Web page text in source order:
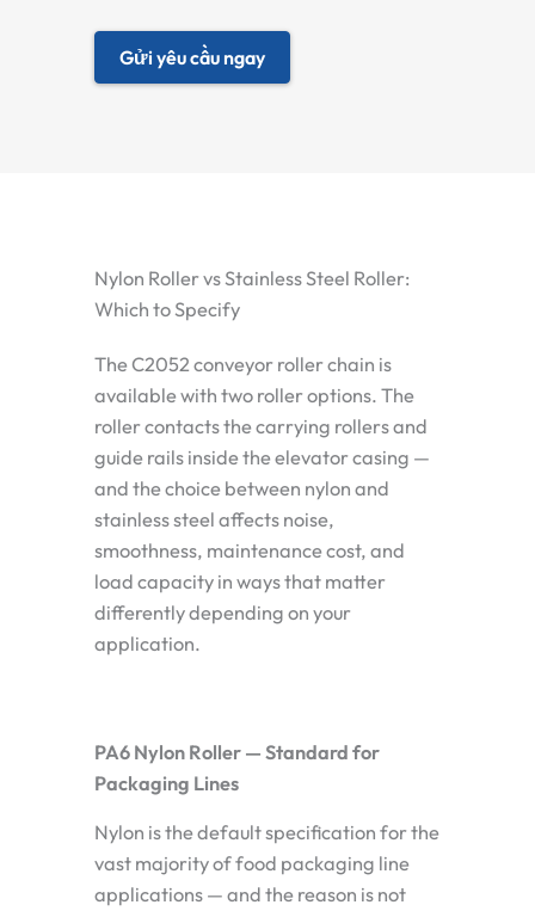
Gửi yêu cầu ngay
Nylon Roller vs Stainless Steel Roller:
Which to Specify
The C2052 conveyor roller chain is
available with two roller options. The
roller contacts the carrying rollers and
guide rails inside the elevator casing —
and the choice between nylon and
stainless steel affects noise,
smoothness, maintenance cost, and
load capacity in ways that matter
differently depending on your
application.
PA6 Nylon Roller — Standard for
Packaging Lines
Nylon is the default specification for the
vast majority of food packaging line
applications — and the reason is not